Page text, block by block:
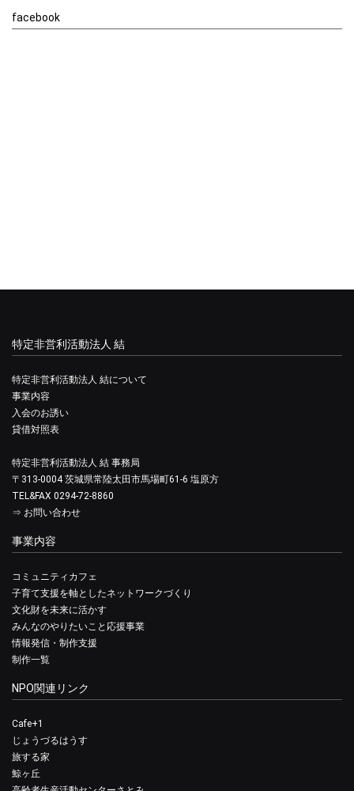
facebook
特定非営利活動法人 結
特定非営利活動法人 結について
事業内容
入会のお誘い
貸借対照表
特定非営利活動法人 結 事務局
〒313-0004 茨城県常陸太田市馬場町61-6 塩原方
TEL&FAX 0294-72-8860
⇒ お問い合わせ
事業内容
コミュニティカフェ
子育て支援を軸としたネットワークづくり
文化財を未来に活かす
みんなのやりたいこと応援事業
情報発信・制作支援
制作一覧
NPO関連リンク
Cafe+1
じょうづるはうす
旅する家
鯨ヶ丘